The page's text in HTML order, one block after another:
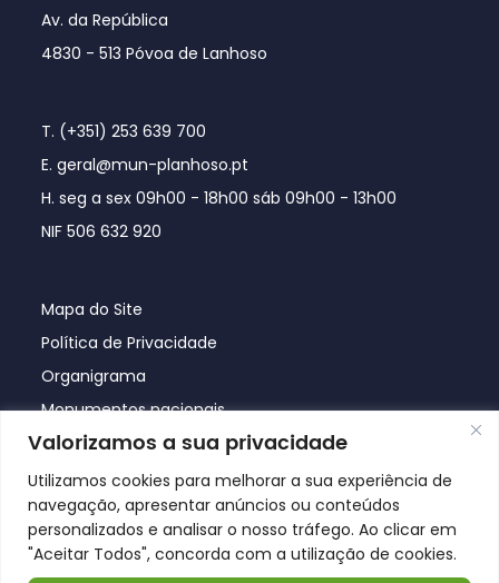
Valorizamos a sua privacidade
Utilizamos cookies para melhorar a sua experiência de
navegação, apresentar anúncios ou conteúdos
personalizados e analisar o nosso tráfego. Ao clicar em
"Aceitar Todos", concorda com a utilização de cookies.
Av. da República
4830 - 513 Póvoa de Lanhoso
T. (+351) 253 639 700
E. geral@mun-planhoso.pt
H. seg a sex 09h00 - 18h00 sáb 09h00 - 13h00
NIF 506 632 920
Mapa do Site
Política de Privacidade
Organigrama
Monumentos nacionais